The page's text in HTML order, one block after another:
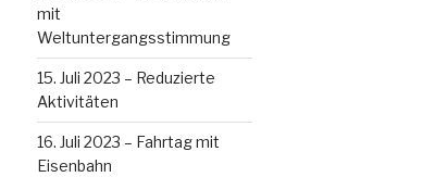
mit
Weltuntergangsstimmung
15. Juli 2023 – Reduzierte
Aktivitäten
16. Juli 2023 – Fahrtag mit
Eisenbahn